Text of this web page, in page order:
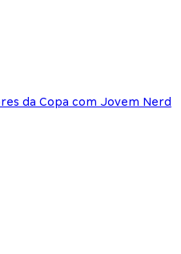
da Copa com Jovem Nerd